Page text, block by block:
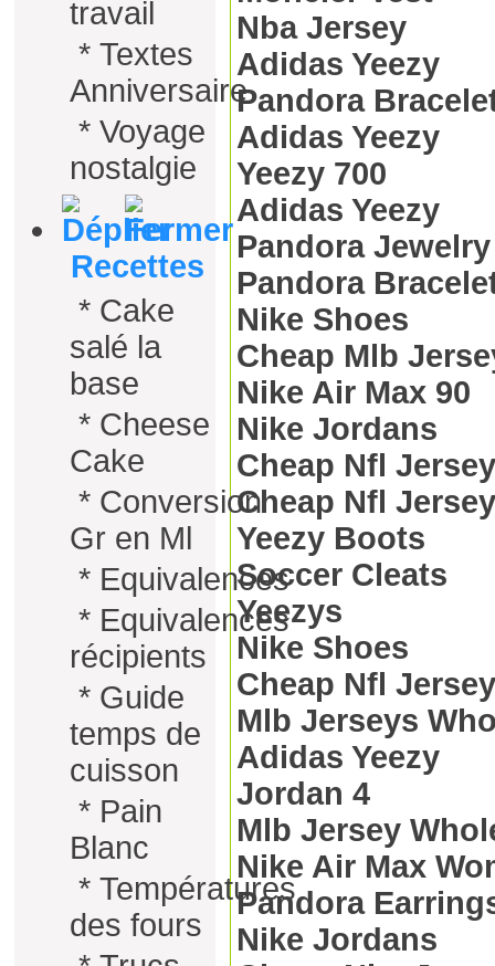
travail
* Textes
Anniversaire
* Voyage
nostalgie
Recettes
* Cake
salé la
base
* Cheese
Cake
* Conversion
Gr en Ml
* Equivalences
* Equivalences
récipients
* Guide
temps de
cuisson
* Pain
Blanc
* Températures
des fours
Nba Jersey
Adidas Yeezy
Pandora
Adidas Yeezy
Yeezy 700
Adidas Yeezy
Pandora
Pandora
Nike Shoes
Cheap Mlb
Nike Air Max 90
Nike Jordans
Cheap Nfl
Cheap Nfl
Yeezy Boots
Soccer Cleats
Yeezys
Nike Shoes
Cheap Nfl
Mlb Jerseys
Adidas Yeezy
Jordan 4
Mlb Jersey
Nike Air Max
Pandora
Nike Jordans